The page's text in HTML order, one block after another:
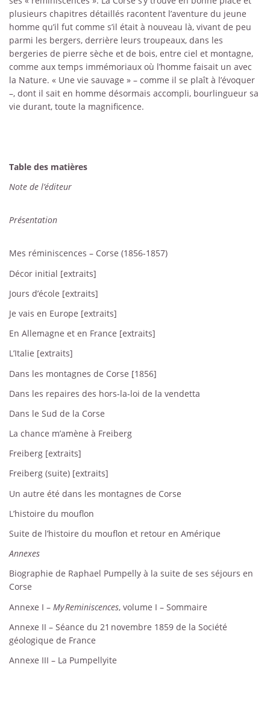
plusieurs chapitres détaillés racontent l’aventure du jeune
homme qu’il fut comme s’il était à nouveau là, vivant de peu
parmi les bergers, derrière leurs troupeaux, dans les
bergeries de pierre sèche et de bois, entre ciel et montagne,
comme aux temps immémoriaux où l’homme faisait un avec
la Nature. « Une vie sauvage » – comme il se plaît à l’évoquer
–, dont il sait en homme désormais accompli, bourlingueur sa
vie durant, toute la magnificence.
Table des matières
Note de l’éditeur
Présentation
Mes réminiscences – Corse (1856-1857)
Décor initial [extraits]
Jours d’école [extraits]
Je vais en Europe [extraits]
En Allemagne et en France [extraits]
L’Italie [extraits]
Dans les montagnes de Corse [1856]
Dans les repaires des hors-la-loi de la vendetta
Dans le Sud de la Corse
La chance m’amène à Freiberg
Freiberg [extraits]
Freiberg (suite) [extraits]
Un autre été dans les montagnes de Corse
L’histoire du mouflon
Suite de l’histoire du mouflon et retour en Amérique
Annexes
Biographie de Raphael Pumpelly à la suite de ses séjours en
Corse
Annexe I – MyReminiscences, volume I – Sommaire
Annexe II – Séance du 21 novembre 1859 de la Société
géologique de France
Annexe III – La Pumpellyite